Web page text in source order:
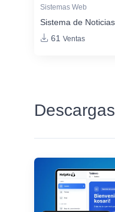
Sistemas Web
Sistema de
61 Ventas